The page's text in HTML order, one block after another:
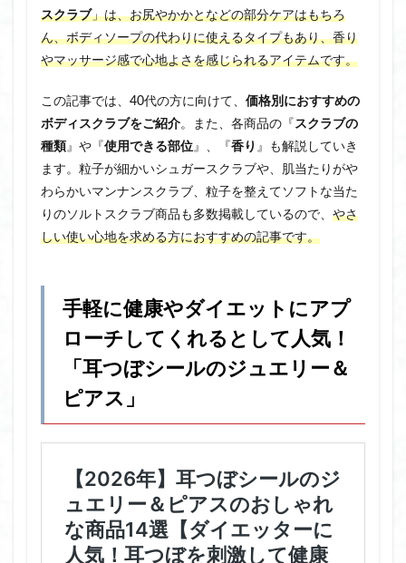
スクラブ」は、お尻やかかとなどの部分ケアはもちろ
ん、ボディソープの代わりに使えるタイプもあり、香り
やマッサージ感で心地よさを感じられるアイテムです。
この記事では、40代の方に向けて、 価格別におすすめの
ボディスクラブをご紹介。また、各商品の『 スクラブの
種類』や『使用できる部位』、『香り 』も解説していき
ます。粒子が細かいシュガースクラブや、肌当たりがや
わらかいマンナンスクラブ、粒子を整えてソフトな当た
りのソルトスクラブ商品も多数掲載しているので、 やさ
しい使い心地を求める方におすすめの記事です。
手軽に健康やダイエットにアプ
ローチしてくれるとして人気！
「耳つぼシールのジュエリー＆
ピアス」